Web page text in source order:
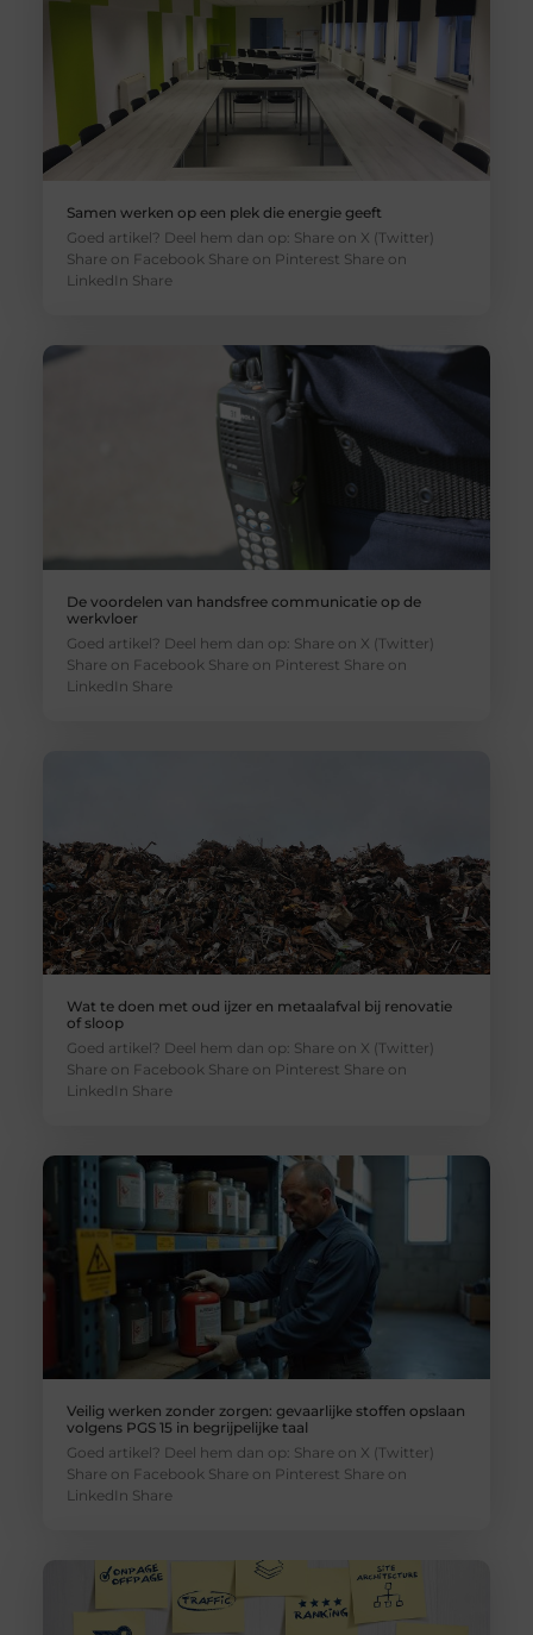
Samen werken op een plek die energie geeft
Goed artikel? Deel hem dan op: Share on X (Twitter)
Share on Facebook Share on Pinterest Share on
LinkedIn Share
De voordelen van handsfree communicatie op de
werkvloer
Goed artikel? Deel hem dan op: Share on X (Twitter)
Share on Facebook Share on Pinterest Share on
LinkedIn Share
Wat te doen met oud ijzer en metaalafval bij renovatie
of sloop
Goed artikel? Deel hem dan op: Share on X (Twitter)
Share on Facebook Share on Pinterest Share on
LinkedIn Share
Veilig werken zonder zorgen: gevaarlijke stoffen opslaan
volgens PGS 15 in begrijpelijke taal
Goed artikel? Deel hem dan op: Share on X (Twitter)
Share on Facebook Share on Pinterest Share on
LinkedIn Share